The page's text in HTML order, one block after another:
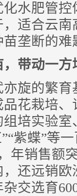
化水肥管
适合云南
垄断的
，带动一方
的繁育
花栽培
培实验
紫蝶”等
年销售额
还远销
交选育